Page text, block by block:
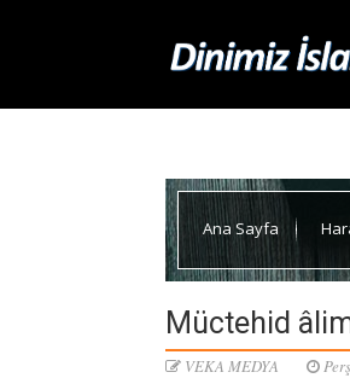
Ana Sayfa
Müctehid
VEKA MEDYA